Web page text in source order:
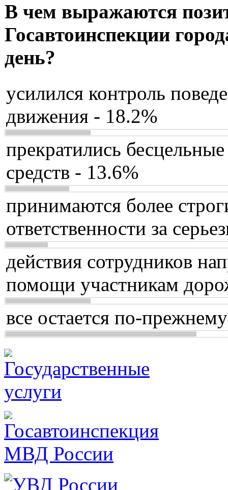
В чем выражаются
Госавтоинспекции
день?
усилился контроль
движения - 18.2%
прекратились
средств - 13.6%
принимаются более
ответственности за
действия сотрудников
помощи участникам
все остается по-